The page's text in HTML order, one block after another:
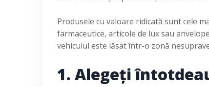
Produsele cu valoare ridicată sunt cele
farmaceutice, articole de lux sau
vehiculul este lăsat într-o zonă
1. Alegeți